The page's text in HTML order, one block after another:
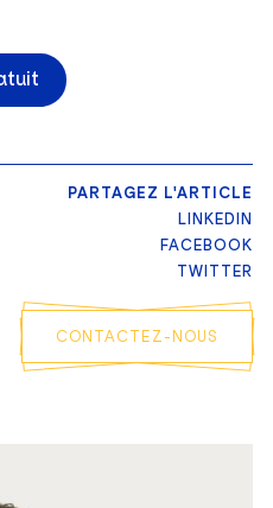
PARTAGEZ L'ARTICLE
LINKEDIN
FACEBOOK
TWITTER
CONTACTEZ-NOUS